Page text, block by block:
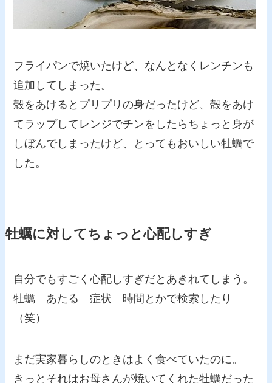
フライパンで焼いたけど、なんとなくレンチンも
追加してしまった。
殻をあけるとプリプリの身だったけど、殻をあけ
てラップしてレンジでチンをしたらちょっと身が
しぼんでしまったけど、とってもおいしい牡蠣で
した。
牡蠣に対してちょっと心配しすぎ
自分でもすごく心配しすぎだとあきれてしまう。
牡蠣 あたる 症状 時間とかで検索したり
（笑）
まだ実家暮らしのときはよく食べていたのに。
きっとそれはお母さんが焼いてくれた牡蠣だった